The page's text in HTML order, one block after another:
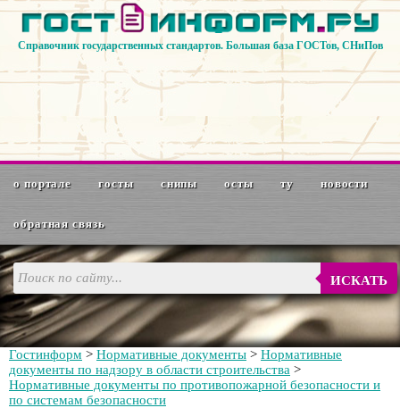
Справочник государственных стандартов. Большая база ГОСТов, СНиПов
о портале госты снипы осты ту новости
обратная связь
ИСКАТЬ
Гостинформ > Нормативные документы > Нормативные
документы по надзору в области строительства >
Нормативные документы по противопожарной безопасности и
по системам безопасности